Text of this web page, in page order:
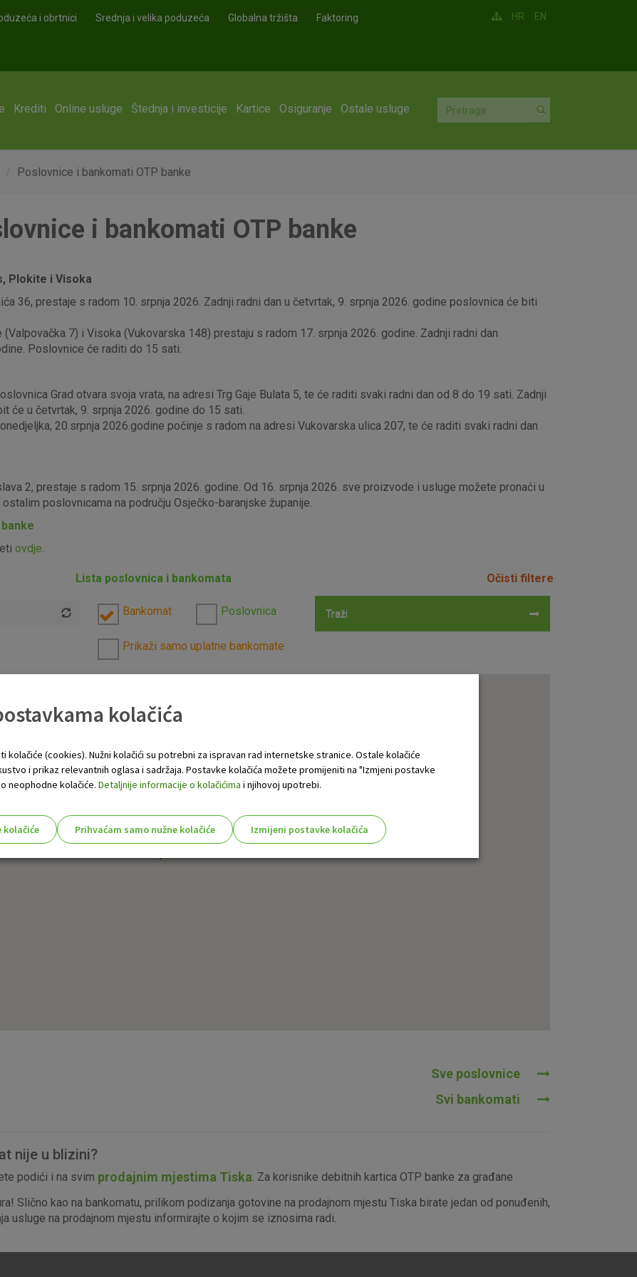
i obrtnici Srednja i velika poduzeća Globalna tržišta Faktoring HR EN
Krediti Online usluge Štednja i investicije Kartice Osiguranje Ostale usluge
Poslovnice i bankomati OTP banke
i bankomati OTP banke
Plokite i Visoka
36, prestaje s radom 10. srpnja 2026. Zadnji radni dan u četvrtak, 9. srpnja 2026. godine poslovnica će biti
7) i Visoka (Vukovarska 148) prestaju s radom 17. srpnja 2026. godine. Zadnji radni dan
Poslovnice će raditi do 15 sati.
Grad otvara svoja vrata, na adresi Trg Gaje Bulata 5, te će raditi svaki radni dan od 8 do 19 sati. Zadnji
će u četvrtak, 9. srpnja 2026. godine do 15 sati.
20.srpnja 2026.godine počinje s radom na adresi Vukovarska ulica 207, te će raditi svaki radni dan
2, prestaje s radom 15. srpnja 2026. godine. Od 16. srpnja 2026. sve proizvode i usluge možete pronaći u
poslovnicama na području Osječko-baranjske županije.
ovdje.
Lista poslovnica i bankomata Očisti filtere
Bankomat Poslovnica Traži
Prikaži samo uplatne bankomate
Sve poslovnice
Svi bankomati
nije u blizini?
podići i na svim prodajnim mjestima Tiska. Za korisnike debitnih kartica OTP banke za građane
Slično kao na bankomatu, prilikom podizanja gotovine na prodajnom mjestu Tiska birate jedan od ponuđenih,
usluge na prodajnom mjestu informirajte o kojim se iznosima radi.
kolačića
kolačiće (cookies). Nužni kolačići su potrebni za ispravan rad internetske stranice. Ostale kolačiće
i prikaz relevantnih oglasa i sadržaja. Postavke kolačića možete promijeniti na "Izmjeni postavke
neophodne kolačiće. Detaljnije informacije o kolačićima i njihovoj upotrebi.
kolačiće Prihvaćam samo nužne kolačiće
Izmijeni postavke kolačića
Marketinški